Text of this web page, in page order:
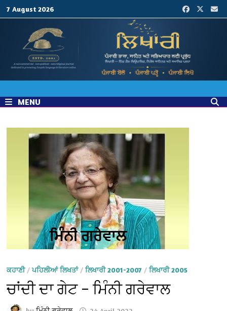
7 August 2026
MENU
ਕਹਾਣੀ/ਪਹਿਲੀਆਂ ਲਿਖਤਾਂ/ਲਿਖਾਰੀ 2001-2007 /ਲਿਖਾਰੀ 2005
ਚਾਂਦੀ ਦਾ ਗੇਟ – ਮਿੰਨੀ ਗਰੇਵਾਲ